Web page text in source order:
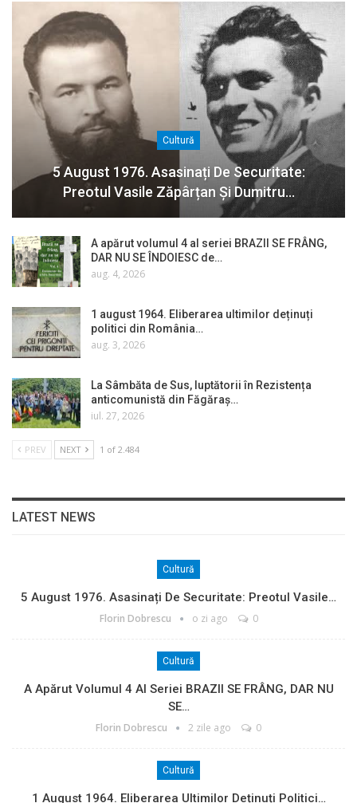
Cultură
5 August 1976. Asasinați De Securitate:
Preotul Vasile Zăpârțan Și Dumitru…
A apărut volumul 4 al seriei BRAZII SE FRÂNG,
DAR NU SE ÎNDOIESC de…
aug. 4, 2026
1 august 1964. Eliberarea ultimilor deținuți
politici din România…
aug. 3, 2026
La Sâmbăta de Sus, luptătorii în Rezistența
anticomunistă din Făgăraș…
iul. 27, 2026
PREV NEXT 1 of 2.484
LATEST NEWS
Cultură
5 August 1976. Asasinați De Securitate: Preotul Vasile…
Florin Dobrescu o zi ago 0
Cultură
A Apărut Volumul 4 Al Seriei BRAZII SE FRÂNG, DAR NU
SE…
Florin Dobrescu 2 zile ago 0
Cultură
1 August 1964. Eliberarea Ultimilor Deținuți Politici…